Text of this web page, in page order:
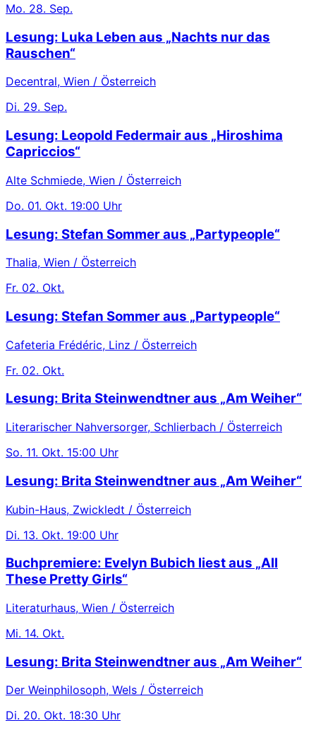
Mo. 28. Sep.
Lesung: Luka Leben aus „Nachts nur das
Rauschen“
Decentral, Wien / Österreich
Di. 29. Sep.
Lesung: Leopold Federmair aus „Hiroshima
Capriccios“
Alte Schmiede, Wien / Österreich
Do. 01. Okt. 19:00 Uhr
Lesung: Stefan Sommer aus „Partypeople“
Thalia, Wien / Österreich
Fr. 02. Okt.
Lesung: Stefan Sommer aus „Partypeople“
Cafeteria Frédéric, Linz / Österreich
Fr. 02. Okt.
Lesung: Brita Steinwendtner aus „Am Weiher“
Literarischer Nahversorger, Schlierbach / Österreich
So. 11. Okt. 15:00 Uhr
Lesung: Brita Steinwendtner aus „Am Weiher“
Kubin-Haus, Zwickledt / Österreich
Di. 13. Okt. 19:00 Uhr
Buchpremiere: Evelyn Bubich liest aus „All
These Pretty Girls“
Literaturhaus, Wien / Österreich
Mi. 14. Okt.
Lesung: Brita Steinwendtner aus „Am Weiher“
Der Weinphilosoph, Wels / Österreich
Di. 20. Okt. 18:30 Uhr